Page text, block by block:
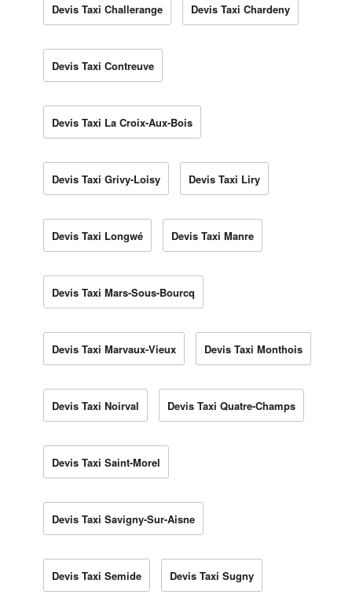
Devis Taxi Challerange Devis Taxi Chardeny
Devis Taxi Contreuve
Devis Taxi La Croix-Aux-Bois
Devis Taxi Grivy-Loisy Devis Taxi Liry
Devis Taxi Longwé Devis Taxi Manre
Devis Taxi Mars-Sous-Bourcq
Devis Taxi Marvaux-Vieux Devis Taxi Monthois
Devis Taxi Noirval Devis Taxi Quatre-Champs
Devis Taxi Saint-Morel
Devis Taxi Savigny-Sur-Aisne
Devis Taxi Semide Devis Taxi Sugny